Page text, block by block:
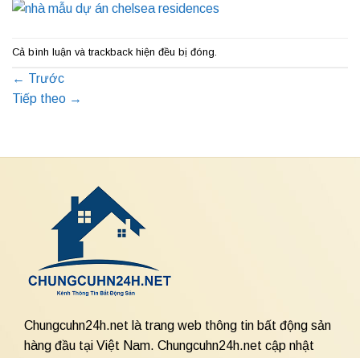
Cả bình luận và trackback hiện đều bị đóng.
← Trước
Tiếp theo →
Chungcuhn24h.net là trang web thông tin bất động sản
hàng đầu tại Việt Nam. Chungcuhn24h.net cập nhật